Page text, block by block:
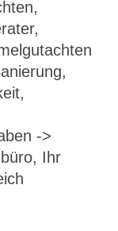
->
Ihr